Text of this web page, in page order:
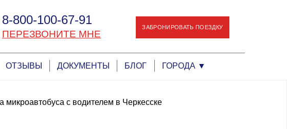
ЗАБРОНИРОВАТЬ ПОЕЗДКУ
8-800-100-67-91
ПЕРЕЗВОНИТЕ МНЕ
ОТЗЫВЫ ДОКУМЕНТЫ БЛОГ ГОРОДА ▼
микроавтобуса с водителем в Черкесске